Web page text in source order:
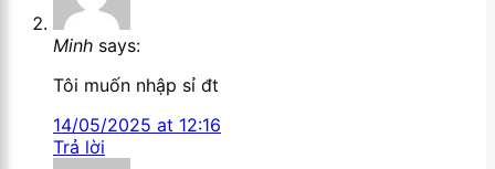
Minh says:
Tôi muốn nhập sỉ đt
14/05/2025 at 12:16
Trả lời